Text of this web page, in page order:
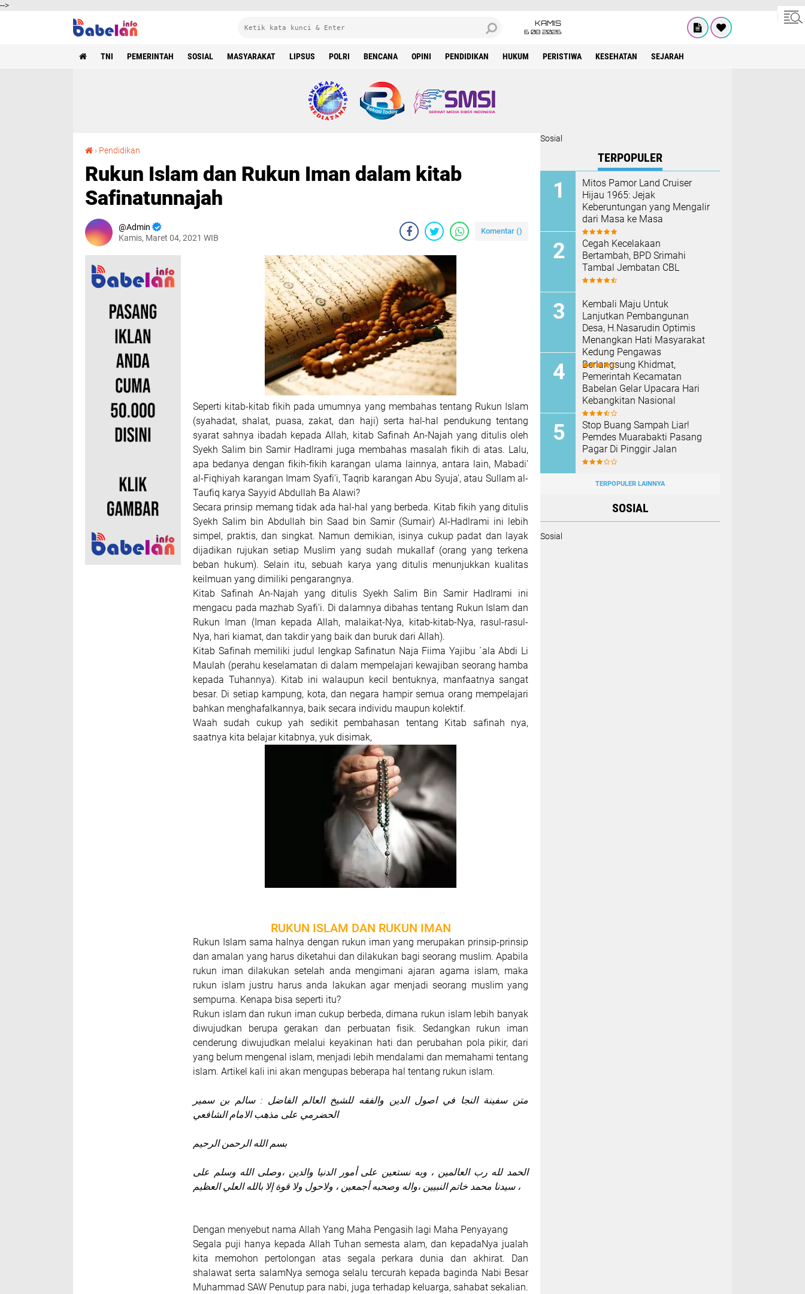
-->
KAMIS
6 08 2026
TNI PEMERINTAH SOSIAL MASYARAKAT LIPSUS POLRI BENCANA OPINI PENDIDIKAN HUKUM PERISTIWA KESEHATAN SEJARAH
› Pendidikan
Rukun Islam dan Rukun Iman dalam kitab
Safinatunnajah
Admin
Kamis, Maret 04, 2021 WIB
Komentar ()
Seperti kitab-kitab fikih pada umumnya yang membahas tentang Rukun Islam
(syahadat, shalat, puasa, zakat, dan haji) serta hal-hal pendukung tentang
syarat sahnya ibadah kepada Allah, kitab Safinah An-Najah yang ditulis oleh
Syekh Salim bin Samir Hadlrami juga membahas masalah fikih di atas. Lalu,
apa bedanya dengan fikih-fikih karangan ulama lainnya, antara lain, Mabadi'
al-Fiqhiyah karangan Imam Syafi'i, Taqrib karangan Abu Syuja', atau Sullam al-
Taufiq karya Sayyid Abdullah Ba Alawi?
Secara prinsip memang tidak ada hal-hal yang berbeda. Kitab fikih yang ditulis
Syekh Salim bin Abdullah bin Saad bin Samir (Sumair) Al-Hadlrami ini lebih
simpel, praktis, dan singkat. Namun demikian, isinya cukup padat dan layak
dijadikan rujukan setiap Muslim yang sudah mukallaf (orang yang terkena
beban hukum). Selain itu, sebuah karya yang ditulis menunjukkan kualitas
keilmuan yang dimiliki pengarangnya.
Kitab Safinah An-Najah yang ditulis Syekh Salim Bin Samir Hadlrami ini
mengacu pada mazhab Syafi'i. Di dalamnya dibahas tentang Rukun Islam dan
Rukun Iman (Iman kepada Allah, malaikat-Nya, kitab-kitab-Nya, rasul-rasul-
Nya, hari kiamat, dan takdir yang baik dan buruk dari Allah).
Kitab Safinah memiliki judul lengkap Safinatun Naja Fiima Yajibu `ala Abdi Li
Maulah (perahu keselamatan di dalam mempelajari kewajiban seorang hamba
kepada Tuhannya). Kitab ini walaupun kecil bentuknya, manfaatnya sangat
besar. Di setiap kampung, kota, dan negara hampir semua orang mempelajari
bahkan menghafalkannya, baik secara individu maupun kolektif.
Waah sudah cukup yah sedikit pembahasan tentang Kitab safinah nya,
saatnya kita belajar kitabnya, yuk disimak,
RUKUN ISLAM DAN RUKUN IMAN
Rukun Islam sama halnya dengan rukun iman yang merupakan prinsip-prinsip
dan amalan yang harus diketahui dan dilakukan bagi seorang muslim. Apabila
rukun iman dilakukan setelah anda mengimani ajaran agama islam, maka
rukun islam justru harus anda lakukan agar menjadi seorang muslim yang
sempurna. Kenapa bisa seperti itu?
Rukun islam dan rukun iman cukup berbeda, dimana rukun islam lebih banyak
diwujudkan berupa gerakan dan perbuatan fisik. Sedangkan rukun iman
cenderung diwujudkan melalui keyakinan hati dan perubahan pola pikir, dari
yang belum mengenal islam, menjadi lebih mendalami dan memahami tentang
islam. Artikel kali ini akan mengupas beberapa hal tentang rukun islam.
متن سفينة النجا في اصول الدين والفقه للشيخ العالم الفاضل : سالم بن سمير
الحضرمي على مذهب الامام الشافعي
بسم الله الرحمن الرحيم
الحمد لله رب العالمين ، وبه نستعين على أمور الدنيا والدين ،وصلى الله وسلم على
سيدنا محمد خاتم النبيين ،واله وصحبه أجمعين ، ولاحول ولا قوة إلا بالله العلي العظيم ،
Dengan menyebut nama Allah Yang Maha Pengasih lagi Maha Penyayang
Segala puji hanya kepada Allah Tuhan semesta alam, dan kepadaNya jualah
kita memohon pertolongan atas segala perkara dunia dan akhirat. Dan
shalawat serta salamNya semoga selalu tercurah kepada baginda Nabi Besar
Muhammad SAW Penutup para nabi, juga terhadap keluarga, sahabat sekalian.
Sosial
TERPOPULER
Mitos Pamor Land Cruiser
Hijau 1965: Jejak
Keberuntungan yang Mengalir
dari Masa ke Masa
Cegah Kecelakaan
Bertambah, BPD Srimahi
Tambal Jembatan CBL
Kembali Maju Untuk
Lanjutkan Pembangunan
Desa, H.Nasarudin Optimis
Menangkan Hati Masyarakat
Kedung Pengawas
Berlangsung Khidmat,
Pemerintah Kecamatan
Babelan Gelar Upacara Hari
Kebangkitan Nasional
Stop Buang Sampah Liar!
Pemdes Muarabakti Pasang
Pagar Di Pinggir Jalan
TERPOPULER LAINNYA
SOSIAL
Sosial